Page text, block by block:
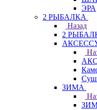
ЭРА
2 РЫБАЛКА
Назад
2
ЗИМА